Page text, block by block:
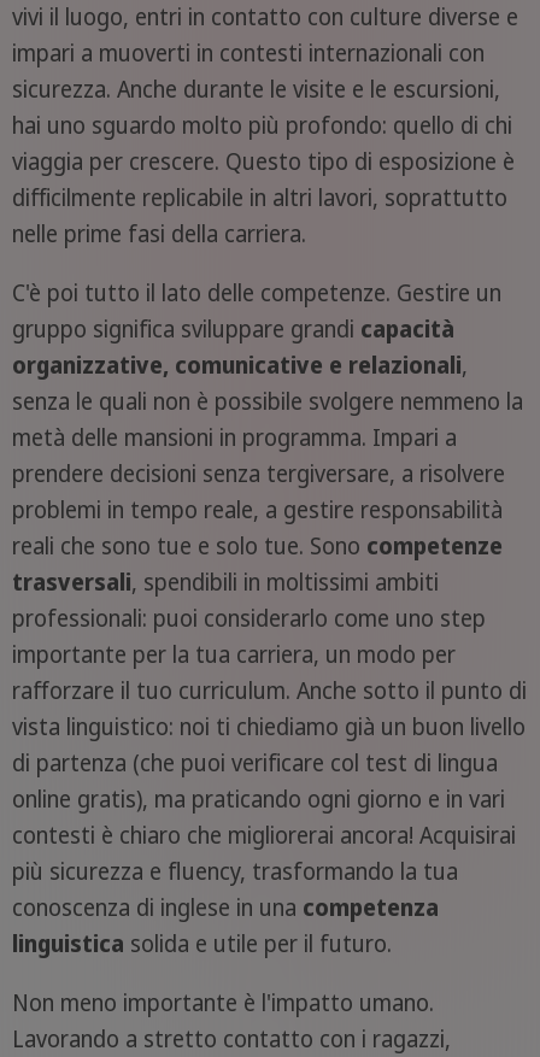
vivi il luogo, entri in contatto con culture diverse e
impari a muoverti in contesti internazionali con
sicurezza. Anche durante le visite e le escursioni,
hai uno sguardo molto più profondo: quello di chi
viaggia per crescere. Questo tipo di esposizione è
difficilmente replicabile in altri lavori, soprattutto
nelle prime fasi della carriera.
C'è poi tutto il lato delle competenze. Gestire un
gruppo significa sviluppare grandi capacità
organizzative, comunicative e relazionali,
senza le quali non è possibile svolgere nemmeno la
metà delle mansioni in programma. Impari a
prendere decisioni senza tergiversare, a risolvere
problemi in tempo reale, a gestire responsabilità
reali che sono tue e solo tue. Sono competenze
trasversali, spendibili in moltissimi ambiti
professionali: puoi considerarlo come uno step
importante per la tua carriera, un modo per
rafforzare il tuo curriculum. Anche sotto il punto di
vista linguistico: noi ti chiediamo già un buon livello
di partenza (che puoi verificare col test di lingua
online gratis), ma praticando ogni giorno e in vari
contesti è chiaro che migliorerai ancora! Acquisirai
più sicurezza e fluency, trasformando la tua
conoscenza di inglese in una competenza
linguistica solida e utile per il futuro.
Non meno importante è l'impatto umano.
Lavorando a stretto contatto con i ragazzi,